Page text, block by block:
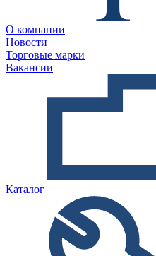
О компании
Новости
Торговые марки
Вакансии
Каталог